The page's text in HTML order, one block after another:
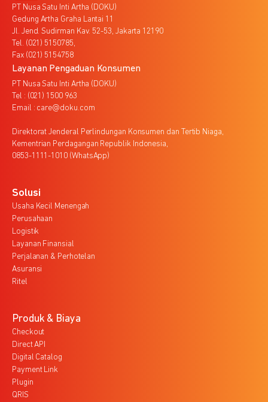
PT Nusa Satu Inti Artha (DOKU)
Gedung Artha Graha Lantai 11
Jl. Jend. Sudirman Kav. 52-53, Jakarta 12190
Tel. (021) 5150785,
Fax (021) 5154758
Layanan Pengaduan Konsumen
PT Nusa Satu Inti Artha (DOKU)
Tel : (021) 1500 963
Email : care@doku.com
Direktorat Jenderal Perlindungan Konsumen dan Tertib Niaga,
Kementrian Perdagangan Republik Indonesia,
0853-1111-1010 (WhatsApp)
Solusi
Usaha Kecil Menengah
Perusahaan
Logistik
Layanan Finansial
Perjalanan & Perhotelan
Asuransi
Ritel
Produk & Biaya
Checkout
Direct API
Digital Catalog
Payment Link
Plugin
QRIS